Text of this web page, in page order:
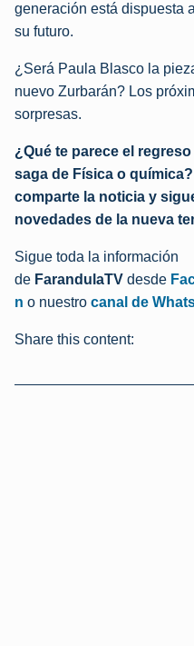
generación está dispuesta
su futuro.
¿Será Paula Blasco la
nuevo Zurbarán? Los
sorpresas.
¿Qué te parece el
saga de Física o
comparte la noticia y
novedades de la nueva
Sigue toda la información
de FarandulaTV desde
n o nuestro canal de
Share this content: